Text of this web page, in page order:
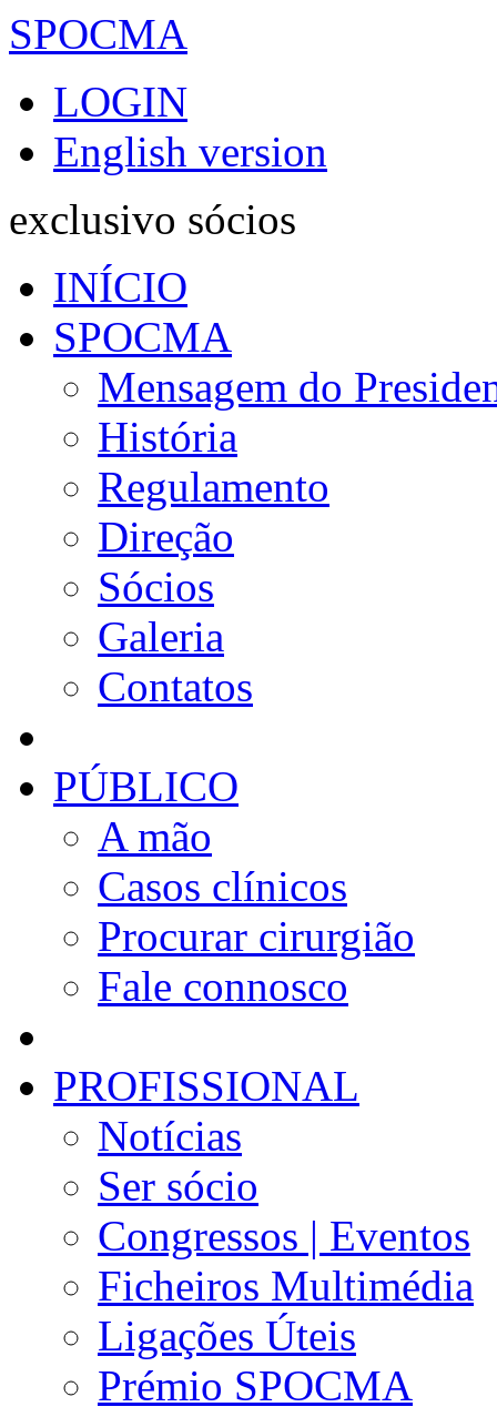
SPOCMA
LOGIN
English version
exclusivo sócios
INÍCIO
SPOCMA
Mensagem do
História
Regulamento
Direção
Sócios
Galeria
Contatos
PÚBLICO
A mão
Casos clínicos
Procurar cirurgião
Fale connosco
PROFISSIONAL
Notícias
Ser sócio
Congressos | Eventos
Ficheiros Multimédia
Ligações Úteis
Prémio SPOCMA